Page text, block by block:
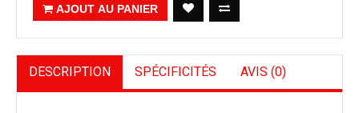
AJOUT AU PANIER
DESCRIPTION SPÉCIFICITÉS AVIS (0)